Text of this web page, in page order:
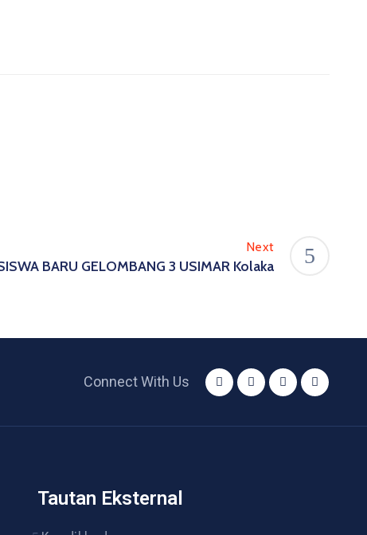
Next
BARU GELOMBANG 3 USIMAR Kolaka
Connect With Us
Tautan Eksternal